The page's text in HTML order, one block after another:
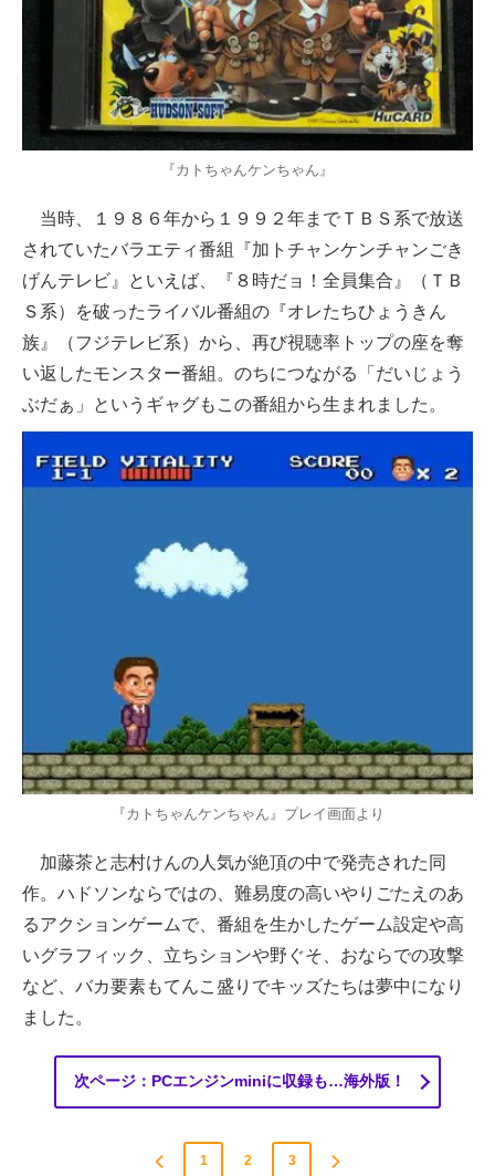
『カトちゃんケンちゃん』
当時、１９８６年から１９９２年までＴＢＳ系で放送
されていたバラエティ番組『加トチャンケンチャンごき
げんテレビ』といえば、『８時だョ！全員集合』（ＴＢ
Ｓ系）を破ったライバル番組の『オレたちひょうきん
族』（フジテレビ系）から、再び視聴率トップの座を奪
い返したモンスター番組。のちにつながる「だいじょう
ぶだぁ」というギャグもこの番組から生まれました。
『カトちゃんケンちゃん』プレイ画面より
加藤茶と志村けんの人気が絶頂の中で発売された同
作。ハドソンならではの、難易度の高いやりごたえのあ
るアクションゲームで、番組を生かしたゲーム設定や高
いグラフィック、立ちションや野ぐそ、おならでの攻撃
など、バカ要素もてんこ盛りでキッズたちは夢中になり
ました。
次ページ：PCエンジンminiに収録も…海外版！
1 2 3